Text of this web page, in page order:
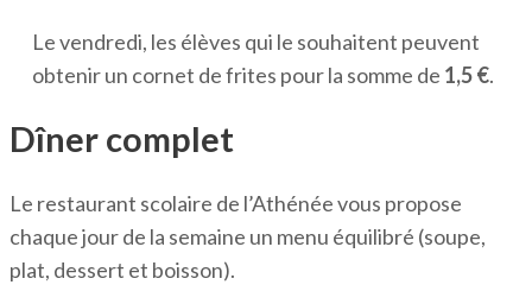
Le vendredi, les élèves qui le souhaitent peuvent
obtenir un cornet de frites pour la somme de 1,5 €.
Dîner complet
Le restaurant scolaire de l’Athénée vous propose
chaque jour de la semaine un menu équilibré (soupe,
plat, dessert et boisson).